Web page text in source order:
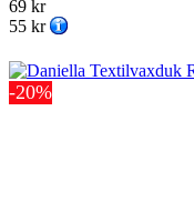
69 kr
55 kr
-20%